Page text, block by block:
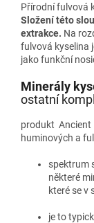
Přírodní fulvová
Složení této
extrakce. Na
fulvová kyselina
jako funkční
Minerály
ostatní
produkt Ancient
huminových a
spektrum
některé
které se v
je to